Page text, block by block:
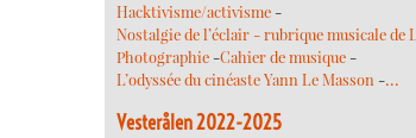
Hacktivisme/activisme -
Nostalgie de l’éclair - rubrique musicale
Photographie -Cahier de musique -
L’odyssée du cinéaste Yann Le Masson -…
Vesterålen 2022-2025